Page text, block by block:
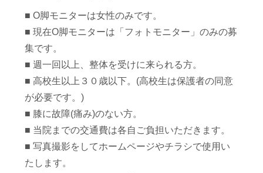
■ O脚モニターは女性のみです。
■ 現在O脚モニターは「フォトモニター」のみの募
集です。
■ 週一回以上、整体を受けに来られる方。
■ 高校生以上３０歳以下。(高校生は保護者の同意
が必要です。)
■ 膝に故障(痛み)のない方。
■ 当院までの交通費は各自ご負担いただきます。
■ 写真撮影をしてホームページやチラシで使用い
たします。